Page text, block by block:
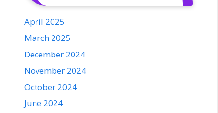
April 2025
March 2025
December 2024
November 2024
October 2024
June 2024